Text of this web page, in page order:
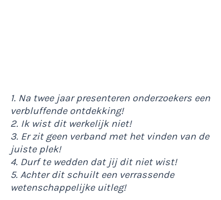
1. Na twee jaar presenteren onderzoekers een
verbluffende ontdekking!
2. Ik wist dit werkelijk niet!
3. Er zit geen verband met het vinden van de
juiste plek!
4. Durf te wedden dat jij dit niet wist!
5. Achter dit schuilt een verrassende
wetenschappelijke uitleg!